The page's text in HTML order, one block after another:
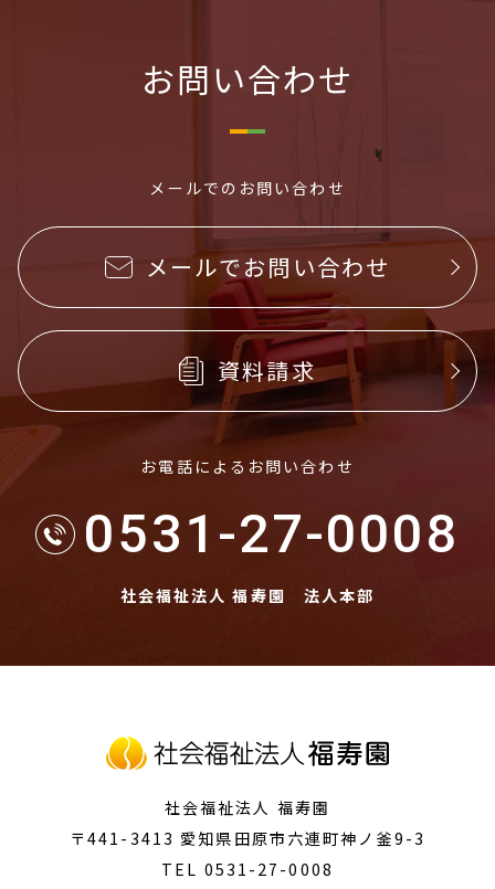
お問い合わせ
メールでのお問い合わせ
メールでお問い合わせ
資料請求
お電話によるお問い合わせ
0531-27-0008
社会福祉法人 福寿園 法人本部
社会福祉法人 福寿園
〒441-3413 愛知県田原市 六連町神ノ釜9-3
TEL 0531-27-0008